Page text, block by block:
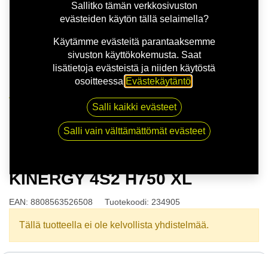
165/70R14 85T HANKOOK KINERGY 4S2 H750 XL
KINERGY 4S2 H750 XL
EAN: 8808563526508 Tuotekoodi: 234905
Tällä tuotteella ei ole kelvollista yhdistelmää.
Sallitko tämän verkkosivuston
evästeiden käytön tällä selaimella?
Käytämme evästeitä parantaaksemme
sivuston käyttökokemusta. Saat
lisätietoja evästeistä ja niiden käytöstä
osoitteessa Evästekäytäntö
Salli kaikki evästeet
Salli vain välttämättömät evästeet